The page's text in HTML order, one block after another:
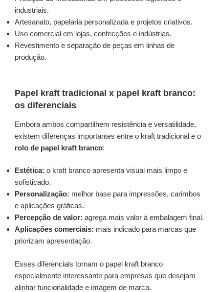
industriais.
Artesanato, papelaria personalizada e projetos criativos.
Uso comercial em lojas, confecções e indústrias.
Revestimento e separação de peças em linhas de
produção.
Papel kraft tradicional x papel kraft branco:
os diferenciais
Embora ambos compartilhem resistência e versatilidade,
existem diferenças importantes entre o kraft tradicional e o
rolo de papel kraft branco:
Estética: o kraft branco apresenta visual mais limpo e
sofisticado.
Personalização: melhor base para impressões, carimbos
e aplicações gráficas.
Percepção de valor: agrega mais valor à embalagem final.
Aplicações comerciais: mais indicado para marcas que
priorizam apresentação.
Esses diferenciais tornam o papel kraft branco
especialmente interessante para empresas que desejam
alinhar funcionalidade e imagem de marca.